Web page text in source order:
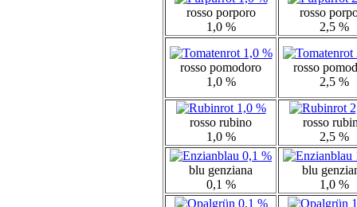
rosso porporo
1,0 %
rosso
2,5 %
rosso pomodoro
1,0 %
rosso
2,5 %
rosso rubino
1,0 %
rosso
2,5 %
blu genziana
0,1 %
blu
1,0 %